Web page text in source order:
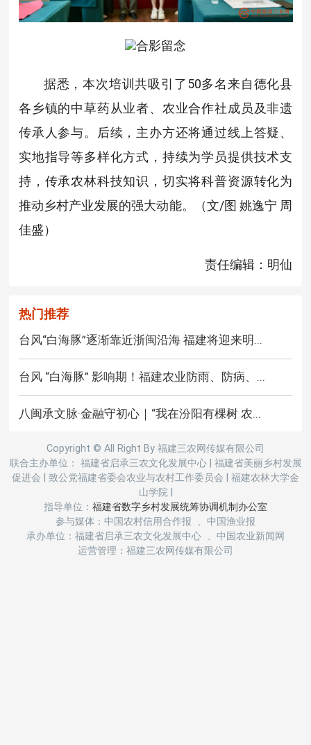
合影留念
据悉，本次培训共吸引了50多名来自德化县
各乡镇的中草药从业者、农业合作社成员及非遗
传承人参与。后续，主办方还将通过线上答疑、
实地指导等多样化方式，持续为学员提供技术支
持，传承农林科技知识，切实将科普资源转化为
推动乡村产业发展的强大动能。（文/图 姚逸宁 周
佳盛）
责任编辑：明仙
热门推荐
台风“白海豚”逐渐靠近浙闽沿海 福建将迎来明...
台风 “白海豚” 影响期！福建农业防雨、防病、...
八闽承文脉·金融守初心｜“我在汾阳有棵树 农...
Copyright © All Right By 福建三农网传媒有限公司
联合主办单位： 福建省启承三农文化发展中心
福建省美丽乡村发展
促进会
致公党福建省委会农业与农村工作委员会
福建农林大学金
山学院
指导单位： 福建省数字乡村发展统筹协调机制办公室
参与媒体：中国农村信用合作报 、中国渔业报
承办单位：福建省启承三农文化发展中心 、中国农业新闻网
运营管理：福建三农网传媒有限公司